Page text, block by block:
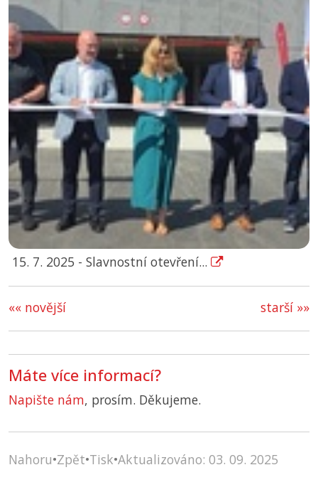
15. 7. 2025 - Slavnostní otevření...
starší »»
«« novější
Máte více informací?
Napište nám, prosím. Děkujeme.
Nahoru•Zpět•Tisk•Aktualizováno: 03. 09. 2025